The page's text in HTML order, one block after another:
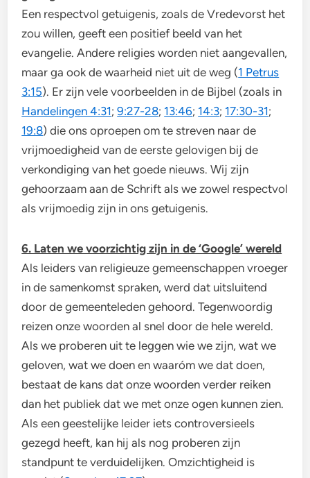
Een respectvol getuigenis, zoals de Vredevorst het
zou willen, geeft een positief beeld van het
evangelie. Andere religies worden niet aangevallen,
maar ga ook de waarheid niet uit de weg (1 Petrus
3:15). Er zijn vele voorbeelden in de Bijbel (zoals in
Handelingen 4:31;9:27-28; 13:46; 14:3; 17:30-31;
19:8) die ons oproepen om te streven naar de
vrijmoedigheid van de eerste gelovigen bij de
verkondiging van het goede nieuws. Wij zijn
gehoorzaam aan de Schrift als we zowel respectvol
als vrijmoedig zijn in ons getuigenis.
6. Laten we voorzichtig zijn in de ‘Google’ wereld
Als leiders van religieuze gemeenschappen vroeger
in de samenkomst spraken, werd dat uitsluitend
door de gemeenteleden gehoord. Tegenwoordig
reizen onze woorden al snel door de hele wereld.
Als we proberen uit te leggen wie we zijn, wat we
geloven, wat we doen en waaróm we dat doen,
bestaat de kans dat onze woorden verder reiken
dan het publiek dat we met onze ogen kunnen zien.
Als een geestelijke leider iets controversieels
gezegd heeft, kan hij als nog proberen zijn
standpunt te verduidelijken. Omzichtigheid is